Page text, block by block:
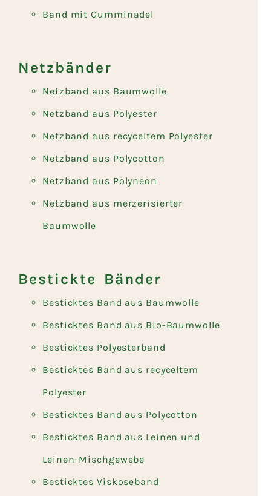
Band mit Gumminadel
Netzbänder
Netzband aus Baumwolle
Netzband aus Polyester
Netzband aus recyceltem Polyester
Netzband aus Polycotton
Netzband aus Polyneon
Netzband aus merzerisierter
Baumwolle
Bestickte Bänder
Besticktes Band aus Baumwolle
Besticktes Band aus Bio-Baumwolle
Besticktes Polyesterband
Besticktes Band aus recyceltem
Polyester
Besticktes Band aus Polycotton
Besticktes Band aus Leinen und
Leinen-Mischgewebe
Besticktes Viskoseband